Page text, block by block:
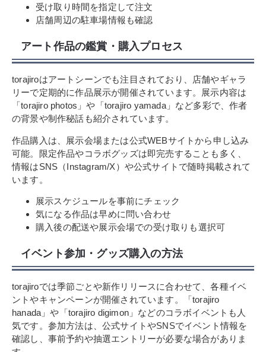
受け取り時間を指定して注文
店舗周辺の駐車場情報も確認
アート作品の鑑賞・購入プロセス
torajiroはアートシーンでも注目されており、店舗やギャラ
リーで定期的に作品展示が開催されています。展示内容は
「torajiro photos」や「torajiro yamada」など多彩で、作者
の背景や制作秘話も紹介されています。
作品購入は、展示会場または公式WEBサイトから申し込み
可能。限定作品やコラボグッズは即完売することも多く、
情報はSNS（Instagram/X）や公式サイトで随時掲載されて
います。
展示スケジュールを事前にチェック
気になる作品は早めに問い合わせ
購入後の配送や展示会場での受け取りも選択可
イベント参加・グッズ購入の方法
torajiroでは季節ごとや新作リリースに合わせて、各種イベ
ントやキャンペーンが開催されています。「torajiro
hanada」や「torajiro digimon」などのコラボイベントも人
気です。参加方法は、公式サイトやSNSでイベント情報を
確認し、事前予約や抽選エントリーが必要な場合がありま